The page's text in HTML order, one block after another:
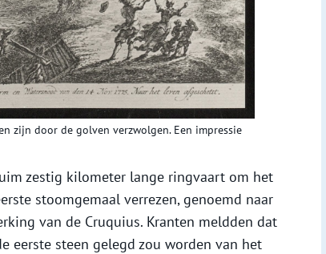
zijn door de golven verzwolgen. Een impressie
zestig kilometer lange ringvaart om het
stoomgemaal verrezen, genoemd naar
van de Cruquius. Kranten meldden dat
eerste steen gelegd zou worden van het